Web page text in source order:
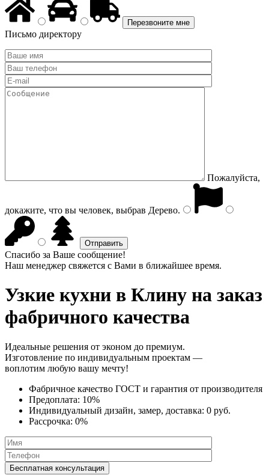
Письмо директору
Пожалуйста,
докажите, что вы человек, выбрав Дерево.
Спасибо за Ваше сообщение!
Наш менеджер свяжется с Вами в ближайшее время.
Узкие кухни в Клину на заказ
фабричного качества
Идеальные решения от эконом до премиум.
Изготовление по индивидуальным проектам —
воплотим любую вашу мечту!
Фабричное качество ГОСТ и гарантия от производителя
Предоплата: 10%
Индивидуальный дизайн, замер, доставка: 0 руб.
Рассрочка: 0%